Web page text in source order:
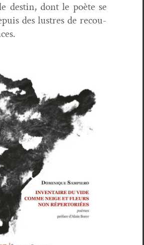
des­tin, dont le poète se
des lus­tres de recou­